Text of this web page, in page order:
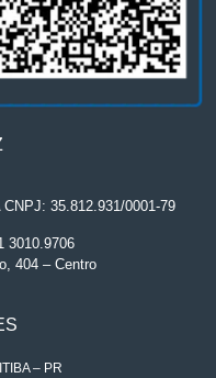
CNPJ: 35.812.931/0001-79
3010.9706
404 – Centro
– PR